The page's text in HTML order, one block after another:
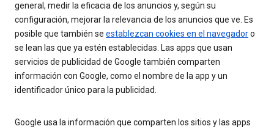
general, medir la eficacia de los anuncios y, según su
configuración, mejorar la relevancia de los anuncios que ve. Es
posible que también se establezcan cookies en el navegadoro
se lean las que ya estén establecidas. Las apps que usan
servicios de publicidad de Google también comparten
información con Google, como el nombre de la app y un
identificador único para la publicidad.
Google usa la información que comparten los sitios y las apps